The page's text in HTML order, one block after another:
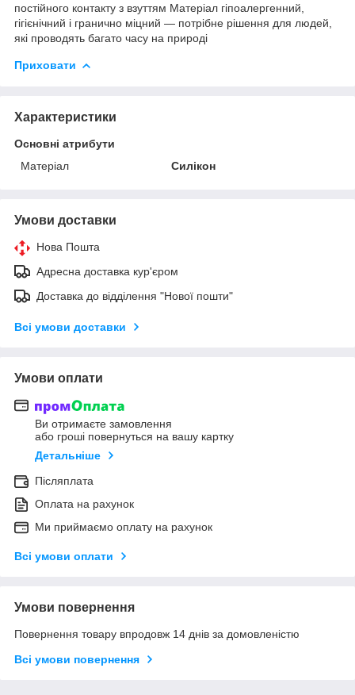
постійного контакту з взуттям Матеріал гіпоалергенний,
гігієнічний і гранично міцний — потрібне рішення для людей,
які проводять багато часу на природі
Приховати
Характеристики
Основні атрибути
Матеріал
Силікон
Умови доставки
Нова Пошта
Адресна доставка кур'єром
Доставка до відділення "Нової пошти"
Всі умови доставки
Умови оплати
Ви отримаєте замовлення
або гроші повернуться на вашу картку
Детальніше
Післяплата
Оплата на рахунок
Ми приймаємо оплату на рахунок
Всі умови оплати
Умови повернення
Повернення товару впродовж 14 днів за домовленістю
Всі умови повернення